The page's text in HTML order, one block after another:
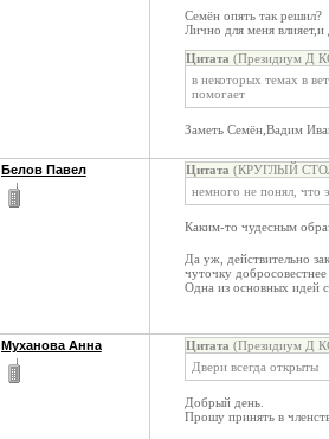
Семён опять так решил?
Лично для меня
Цитата (Президиум Д
в некоторых темах в
помогает
Заметь Семён,Вадим
Белов Павел Цитата (КРУГЛЫЙ
немного не понял, что
Каким-то чудесным
Да уж, действительно
чуточку
Одна из основных идей
Муханова Анна Цитата (Президиум Д
Двери всегда открыты
Добрый день.
Прошу принять в